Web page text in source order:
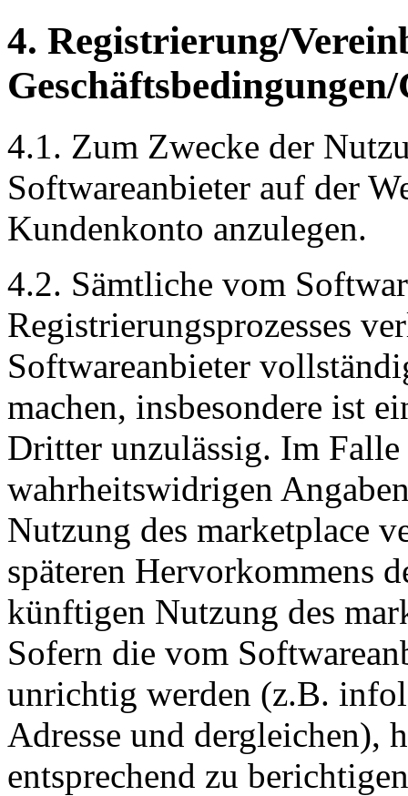
4. Registrierung/
4.1. Zum Zwecke der
Softwareanbieter auf der
Kundenkonto anzulegen.
4.2. Sämtliche vom
Registrierungsprozesses
Softwareanbieter
machen, insbesondere ist
Dritter unzulässig. Im
wahrheitswidrigen
Nutzung des marketplace
späteren Hervorkommens
künftigen Nutzung des
Sofern die vom
unrichtig werden (z.B.
Adresse und dergleichen),
entsprechend zu